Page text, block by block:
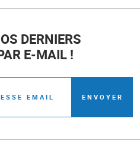
DERNIERS
E-MAIL !